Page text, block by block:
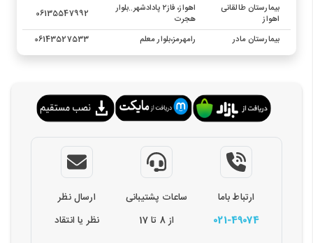
بیمارستان طالقانی
اهواز
اهواز، فاز۲ پادادشهر..بلوار
هجرت
06135547992
بیمارستان مادر
رامهرمز،بلوار معلم 06143527533
ارتباط باما
021-49074
ساعات پشتیبانی
از 8 تا 17
ارسال نظر
نظر یا انتقاد